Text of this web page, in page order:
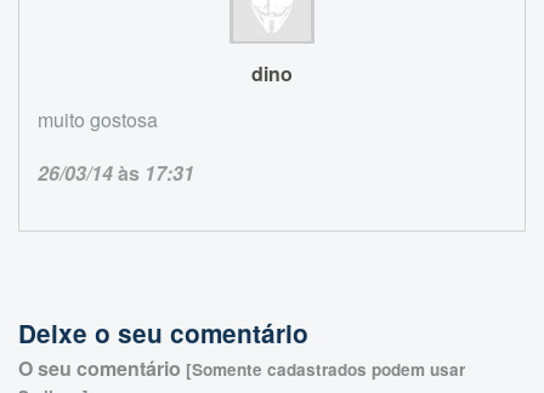
dino
muito gostosa
26/03/14às 17:31
Deixe o seu comentário
O seu comentário [Somente cadastrados podem usar